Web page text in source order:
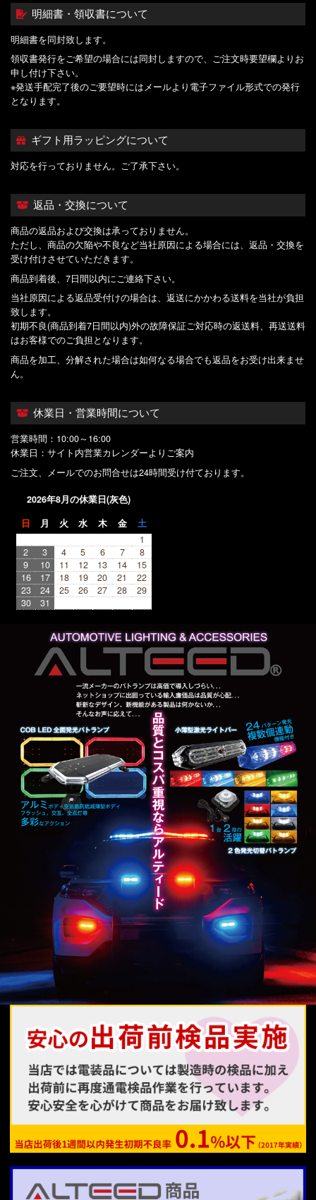
明細書・領収書について
明細書を同封致します。
領収書発行をご希望の場合には同封しますので、ご注文時要望欄よりお
申し付け下さい。
※発送手配完了後のご要望時にはメールより電子ファイル形式での発行
となります。
ギフト用ラッピングについて
対応を行っておりません。ご了承下さい。
返品・交換について
商品の返品および交換は承っておりません。
ただし、商品の欠陥や不良など当社原因による場合には、返品・交換を
受け付けさせていただきます。
商品到着後、7日間以内にご連絡下さい。
当社原因による返品受付けの場合は、返送にかかわる送料を当社が負担
致します。
初期不良(商品到着7日間以内)外の故障保証ご対応時の返送料、再送送料
はお客様でのご負担となります。
商品を加工、分解された場合は如何なる場合でも返品をお受け出来ませ
ん。
休業日・営業時間について
営業時間：10:00～16:00
休業日：サイト内営業カレンダーよりご案内
ご注文、メールでのお問合せは24時間受け付ております。
2026年8月の休業日(灰色)
日 月 火 水 木 金 土
1
2
3 4 5 6 7
8
9
10 11 12 13 14
15
16
17 18 19 20 21
22
23
24 25 26 27 28
29
30
31